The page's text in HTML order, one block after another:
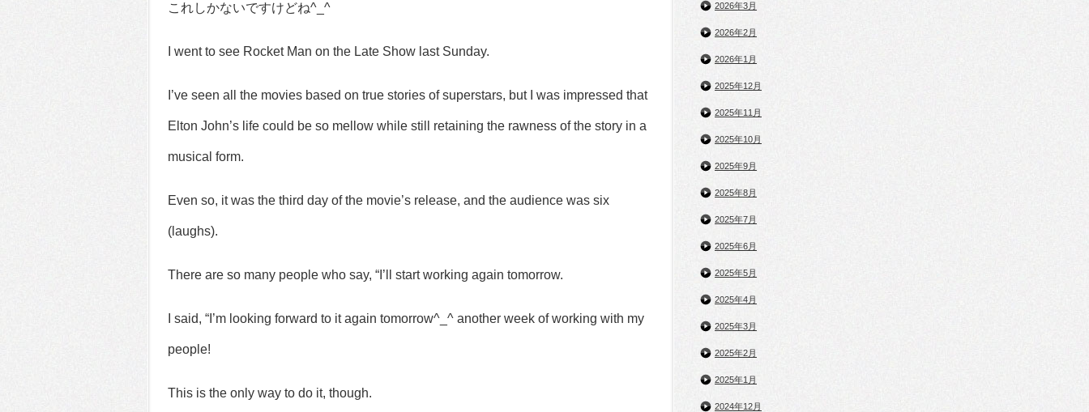
これしかないですけどね^_^
I went to see Rocket Man on the Late Show last Sunday.
I’ve seen all the movies based on true stories of superstars, but I was impressed that
Elton John’s life could be so mellow while still retaining the rawness of the story in a
musical form.
Even so, it was the third day of the movie’s release, and the audience was six
(laughs).
There are so many people who say, “I’ll start working again tomorrow.
I said, “I’m looking forward to it again tomorrow^_^ another week of working with my
people!
This is the only way to do it, though.
2026年3月
2026年2月
2026年1月
2025年12月
2025年11月
2025年10月
2025年9月
2025年8月
2025年7月
2025年6月
2025年5月
2025年4月
2025年3月
2025年2月
2025年1月
2024年12月